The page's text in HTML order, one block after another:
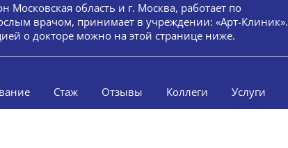
Московская область и г. Москва, работает по
врачом, принимает в учреждении: «Арт-Клиник».
о докторе можно на этой странице ниже.
Стаж Отзывы Коллеги Услуги